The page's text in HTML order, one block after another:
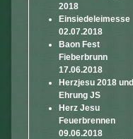
2018
Einsiedeleimesse
02.07.2018
Baon Fest
Fieberbrunn
17.06.2018
Herzjesu 2018 und
Ehrung JS
Herz Jesu
Feuerbrennen
09.06.2018